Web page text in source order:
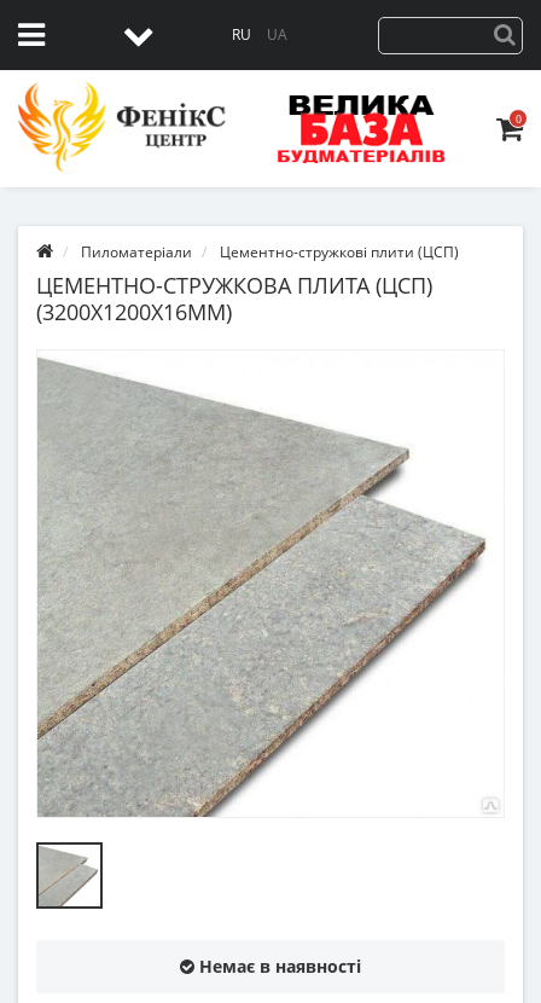
RU UA
0
Пиломатеріали Цементно-стружкові плити (ЦСП)
ЦЕМЕНТНО-СТРУЖКОВА ПЛИТА (ЦСП)
(3200Х1200Х16ММ)
Немає в наявності